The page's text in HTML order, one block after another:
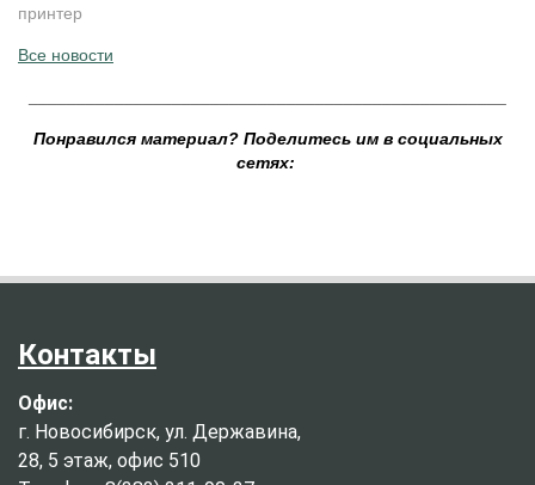
принтер
Все новости
Понравился материал? Поделитесь им в социальных
сетях:
Контакты
Офис:
г. Новосибирск, ул. Державина,
28, 5 этаж, офис 510